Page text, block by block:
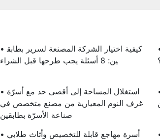
• كيفية اختيار الشركة المصنعة لسرير بطابق
ين: 8 أسئلة يجب طرحها قبل الشراء
الخش
• استغلال المساحة إلى أقصى حد مع أسرّة
غرف النوم المعيارية من مصنع متخصص في
صناعة الأسرّة بطابقين
مع مصن
• أسرة مهاجع قابلة للتخصيص وأثاث طلابي
للتخصي